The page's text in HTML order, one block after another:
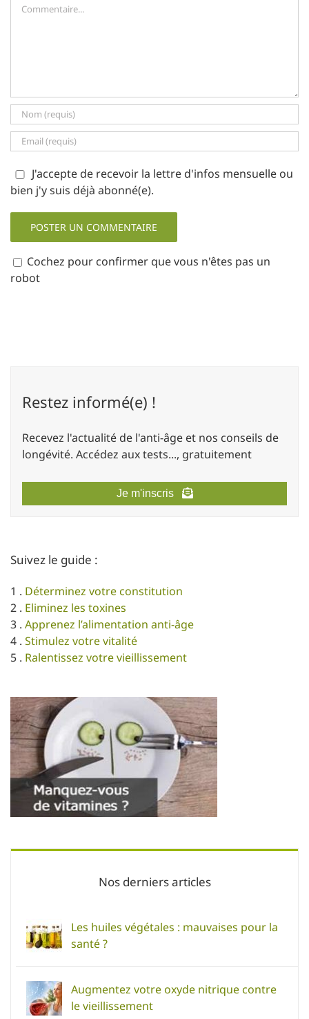
J'accepte de recevoir la lettre d'infos mensuelle ou
bien j'y suis déjà abonné(e).
Cochez pour confirmer que vous n'êtes pas un
robot
Restez informé(e) !
Recevez l'actualité de l'anti-âge et nos conseils de
longévité. Accédez aux tests..., gratuitement
Je m'inscris
Suivez le guide :
1 . Déterminez votre constitution
2 . Eliminez les toxines
3 . Apprenez l’alimentation anti-âge
4 . Stimulez votre vitalité
5 . Ralentissez votre vieillissement
Nos derniers articles
Les huiles végétales : mauvaises pour la
santé ?
Augmentez votre oxyde nitrique contre
le vieillissement